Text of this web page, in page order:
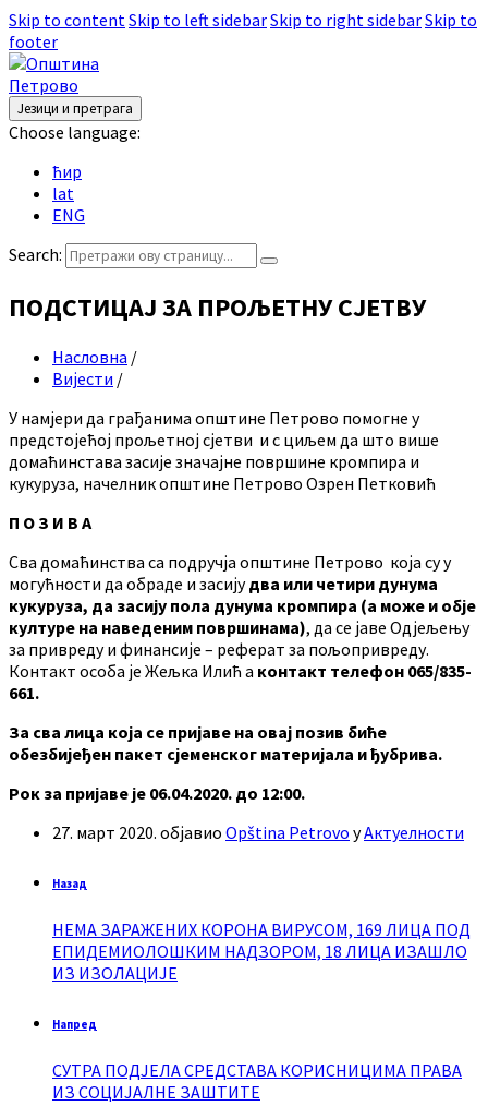
Skip to contentSkip to left sidebarSkip to right sidebarSkip to
footer
Језици и претрага
Choose language:
ћир
lat
ENG
Search:
ПОДСТИЦАЈ ЗА ПРОЉЕТНУ СЈЕТВУ
Насловна /
Вијести /
У намјери да грађанима општине Петрово помогне у
предстојећој прољетној сјетви и с циљем да што више
домаћинстава засије значајне површине кромпира и
кукуруза, начелник општине Петрово Озрен Петковић
П О З И В А
Сва домаћинства са подручја општине Петрово која су у
могућности да обраде и засијудва или четири дунума
кукуруза, да засију пола дунума кромпира (а може и обје
културе на наведеним површинама), да се јаве Одјељењу
за привреду и финансије – реферат за пољопривреду.
Контакт особа је Жељка Илић а контакт телефон 065/835-
661.
За сва лица која се пријаве на овај позив биће
обезбијеђен пакет сјеменског материјала и ђубрива.
Рок за пријаве је 06.04.2020. до 12:00.
27. март 2020. објавио Opština Petrovo уАктуелности
Назад
НЕМА ЗАРАЖЕНИХ КОРОНА ВИРУСОМ, 169 ЛИЦА ПОД
ЕПИДЕМИОЛОШКИМ НАДЗОРОМ, 18 ЛИЦА ИЗАШЛО
ИЗ ИЗОЛАЦИЈЕ
Напред
СУТРА ПОДЈЕЛА СРЕДСТАВА КОРИСНИЦИМА ПРАВА
ИЗ СОЦИЈАЛНЕ ЗАШТИТЕ